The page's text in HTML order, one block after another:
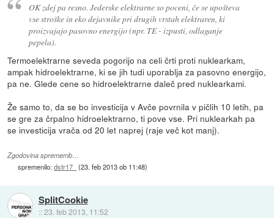
OK zdej pa resno. Jederske elektrarne so poceni, če se upošteva
vse stroške in eko dejavnike pri drugih vrstah elektraren, ki
proizvajajo pasovno energijo (npr. TE - izpusti, odlaganje
pepela).
Termoelektrarne seveda pogorijo na celi črti proti nuklearkam,
ampak hidroelektrarne, ki se jih tudi uporablja za pasovno energijo,
pa ne. Glede cene so hidroelektrarne daleč pred nuklearkami.
Že samo to, da se bo investicija v Avče povrnila v pičlih 10 letih, pa
se gre za črpalno hidroelektrarno, ti pove vse. Pri nuklearkah pa
se investicija vrača od 20 let naprej (raje več kot manj).
Zgodovina sprememb…
spremenilo:dstr17_ (23. feb 2013 ob 11:48)
SplitCookie
::23. feb 2013, 11:52